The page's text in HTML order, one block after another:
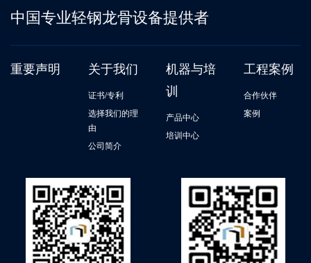
中国专业轻钢龙骨设备提供者
重要声明 关于我们
证书/专利
选择我们的理
由
公司简介
机器与培
训
产品中心
培训中心
工程案例
合作伙伴
案例